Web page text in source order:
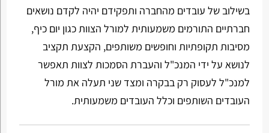
בשילוב של עובדים מהחברה ותפקידם יהיה לקדם נושאים
חברתיים התורמים משמעותית למורל הצוות כגון יום כיף,
מסיבות תקופתיות וחופשים משותפים, הקצעת תקציב
לנושא על ידי המנכ"ל והעברת הסמכות לצוות תאפשר
למנכ"ל לעסוק רק בבקרה ומצד שני תעלה את מורל
העובדים השותפים וכלל העובדים משמעותית.